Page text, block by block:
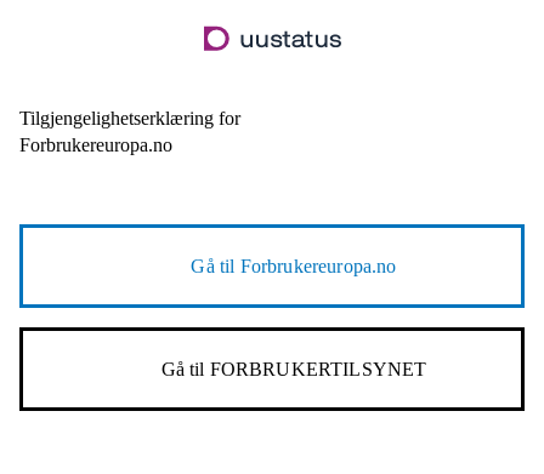
til
Tilgjengelighetserklæring for
Forbrukereuropa.no
Gå til Forbrukereuropa.no
Gå til FORBRUKERTILSYNET